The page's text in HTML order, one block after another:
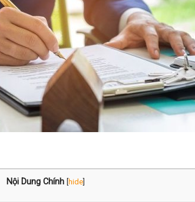
Nội Dung Chính hide